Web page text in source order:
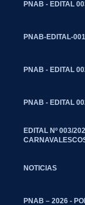
PNAB - EDITAL
PNAB-EDITAL-
PNAB - EDITAL
PNAB - EDITAL
EDITAL Nº 003/
NOTICIAS
PNAB – 2026 -